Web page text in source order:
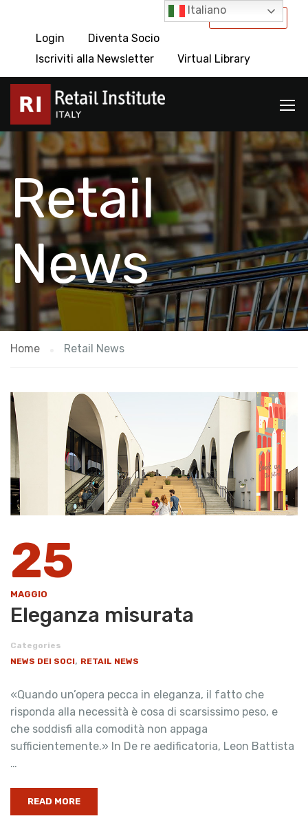
International
Login
Diventa Socio
Iscriviti alla Newsletter
Virtual Library
Retail
News
Home Retail News
25
MAGGIO
Eleganza misurata
Categories
NEWS DEI SOCI, RETAIL NEWS
«Quando un’opera pecca in eleganza, il fatto che
risponda alla necessità è cosa di scarsissimo peso, e
che soddisfi alla comodità non appaga
sufficientemente.» In De re aedificatoria, Leon Battista
…
READ MORE
Italiano